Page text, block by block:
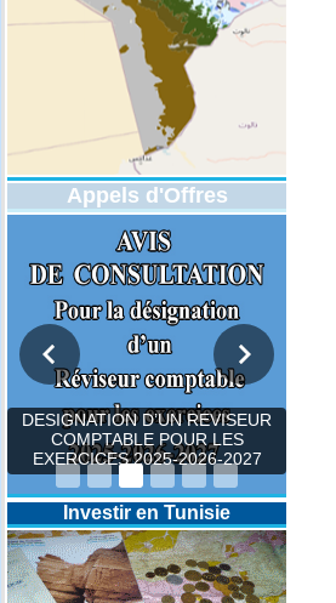
Appels d'Offres
DESIGNATION D’UN REVISEUR
COMPTABLE POUR LES
EXERCICES 2025-2026-2027
Investir en Tunisie